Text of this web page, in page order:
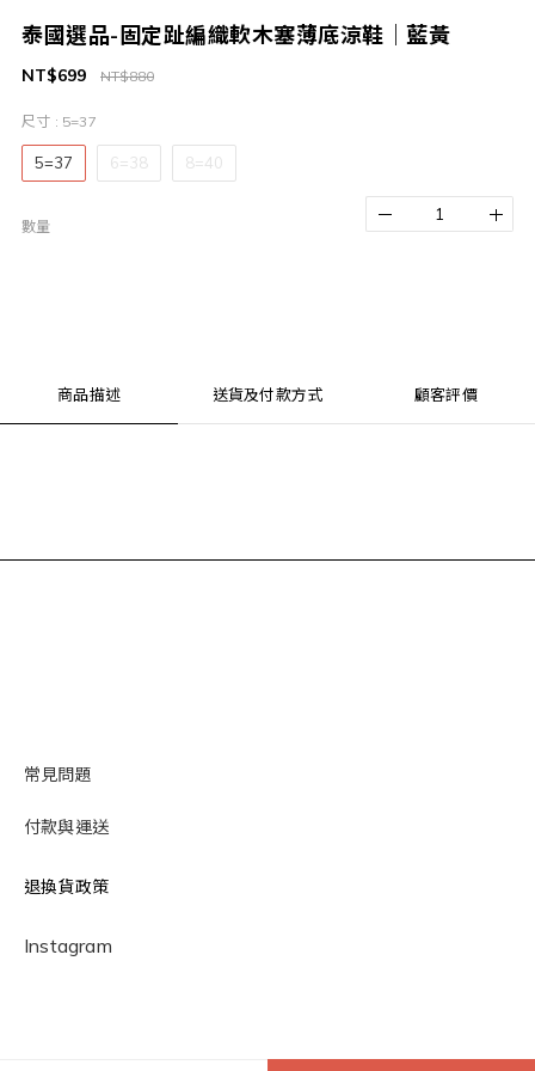
泰國選品-固定趾編織軟木塞薄底涼鞋｜藍黃
NT$880
NT$699
尺寸 : 5=37
5=37 6=38 8=40
數量
商品描述 送貨及付款方式 顧客評價
常見問題
付款與運送
退換貨政策
Instagram